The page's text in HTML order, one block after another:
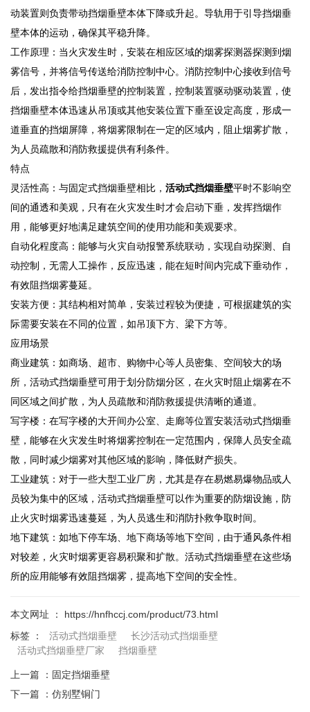
动装置则负责带动挡烟垂壁本体下降或升起。导轨用于引导挡烟垂
壁本体的运动，确保其平稳升降。
工作原理：当火灾发生时，安装在相应区域的烟雾探测器探测到烟
雾信号，并将信号传送给消防控制中心。消防控制中心接收到信号
后，发出指令给挡烟垂壁的控制装置，控制装置驱动驱动装置，使
挡烟垂壁本体迅速从吊顶或其他安装位置下垂至设定高度，形成一
道垂直的挡烟屏障，将烟雾限制在一定的区域内，阻止烟雾扩散，
为人员疏散和消防救援提供有利条件。
特点
灵活性高：与固定式挡烟垂壁相比， 活动式挡烟垂壁平时不影响空
间的通透和美观，只有在火灾发生时才会启动下垂，发挥挡烟作
用，能够更好地满足建筑空间的使用功能和美观要求。
自动化程度高：能够与火灾自动报警系统联动，实现自动探测、自
动控制，无需人工操作，反应迅速，能在短时间内完成下垂动作，
有效阻挡烟雾蔓延。
安装方便：其结构相对简单，安装过程较为便捷，可根据建筑的实
际需要安装在不同的位置，如吊顶下方、梁下方等。
应用场景
商业建筑：如商场、超市、购物中心等人员密集、空间较大的场
所，活动式挡烟垂壁可用于划分防烟分区，在火灾时阻止烟雾在不
同区域之间扩散，为人员疏散和消防救援提供清晰的通道。
写字楼：在写字楼的大开间办公室、走廊等位置安装活动式挡烟垂
壁，能够在火灾发生时将烟雾控制在一定范围内，保障人员安全疏
散，同时减少烟雾对其他区域的影响，降低财产损失。
工业建筑：对于一些大型工业厂房，尤其是存在易燃易爆物品或人
员较为集中的区域，活动式挡烟垂壁可以作为重要的防烟设施，防
止火灾时烟雾迅速蔓延，为人员逃生和消防扑救争取时间。
地下建筑：如地下停车场、地下商场等地下空间，由于通风条件相
对较差，火灾时烟雾更容易积聚和扩散。活动式挡烟垂壁在这些场
所的应用能够有效阻挡烟雾，提高地下空间的安全性。
本文网址 ： https://hnfhccj.com/product/73.html
标签 ：
活动式挡烟垂壁
长沙活动式挡烟垂壁
活动式挡烟垂壁厂家
挡烟垂壁
上一篇 ： 固定挡烟垂壁
下一篇 ： 仿别墅铜门